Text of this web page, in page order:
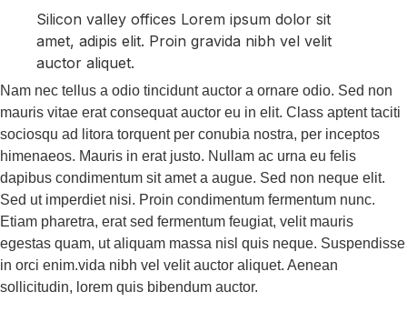
Silicon valley offices Lorem ipsum dolor sit
amet, adipis elit. Proin gravida nibh vel velit
auctor aliquet.
Nam nec tellus a odio tincidunt auctor a ornare odio. Sed non
mauris vitae erat consequat auctor eu in elit. Class aptent taciti
sociosqu ad litora torquent per conubia nostra, per inceptos
himenaeos. Mauris in erat justo. Nullam ac urna eu felis
dapibus condimentum sit amet a augue. Sed non neque elit.
Sed ut imperdiet nisi. Proin condimentum fermentum nunc.
Etiam pharetra, erat sed fermentum feugiat, velit mauris
egestas quam, ut aliquam massa nisl quis neque. Suspendisse
in orci enim.vida nibh vel velit auctor aliquet. Aenean
sollicitudin, lorem quis bibendum auctor.